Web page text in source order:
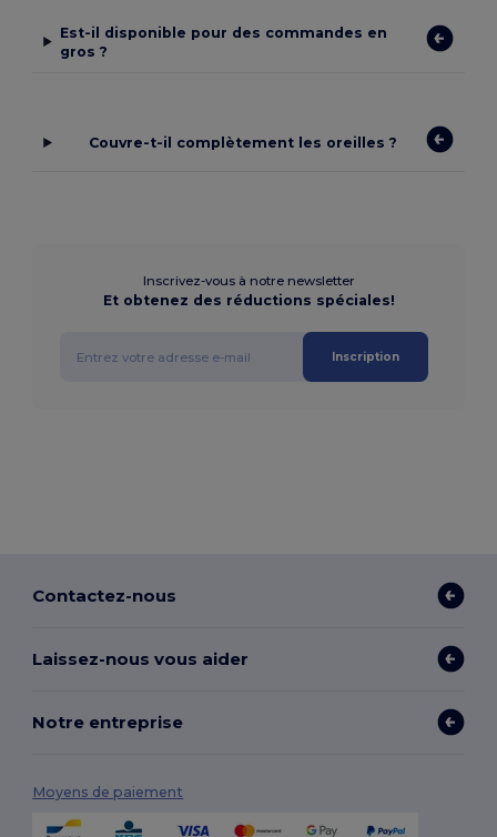
Est-il disponible pour des commandes en
gros ?
Couvre-t-il complètement les oreilles ?
Inscrivez-vous à notre newsletter
Et obtenez des réductions spéciales!
Inscription
Contactez-nous
Laissez-nous vous aider
Notre entreprise
Moyens de paiement